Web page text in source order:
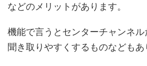
などのメリットがあります。
機能で言うとセンターチャンネ
聞き取りやすくするものなどもあ